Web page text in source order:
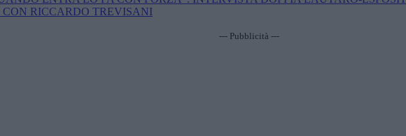
RICCARDO TREVISANI
--- Pubblicità ---